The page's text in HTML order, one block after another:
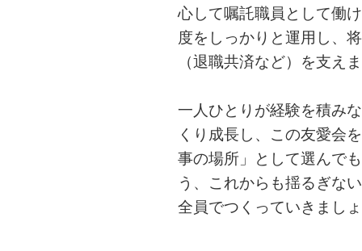
心して嘱託職員として働
度をしっかりと運用し、
（退職共済など）を支え
一人ひとりが経験を積み
くり成長し、この友愛会
事の場所」として選んで
う、これからも揺るぎな
全員でつくっていきまし